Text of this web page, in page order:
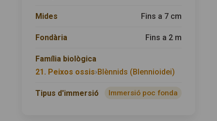
Mides Fins a 7 cm
Fondària Fins a 2 m
Família biològica
21. Peixos ossis›Blènnids (Blennioidei)
Tipus d'immersió Immersió poc fonda